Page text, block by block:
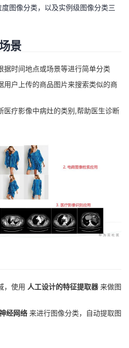
图像分类，以及实例级图像分类三
景
据时间地点或场景等进行简单分类
用户上传的商品图片来搜索类似的商
医疗影像中病灶的类别,帮助医生诊断
，使用 人工设计的特征提取器来做图
经网络 来进行图像分类，自动提取图